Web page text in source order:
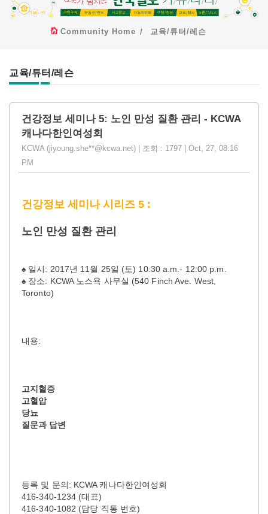
Community Home 교육/튜터/레슨
교육/튜터/레슨
건강정보 세미나 5: 노인 만성 질환 관리 - KCWA
캐나다한인여성회
KCWA (jiyoung.she**@kcwa.net) | 조회 : 1797 | Oct, 27, 08:16
PM
건강정보 세미나 시리즈 5 :
노인 만성 질환 관리
♠ 일시: 2017년 11월 25일 (토) 10:30 a.m.- 12:00 p.m.
♠ 장소: KCWA 노스욕 사무실 (540 Finch Ave. West,
Toronto)
내용:
고지혈증
고혈압
당뇨
질문과 답변
등록 및 문의: KCWA 캐나다한인여성회
416-340-1234 (대표)
416-340-1082 (담당 직통 번호)